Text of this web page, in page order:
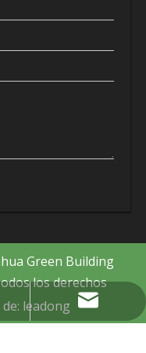
Green Building
los derechos
leadong